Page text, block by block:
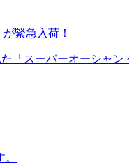
緊急入荷！
「スーパーオーシャン